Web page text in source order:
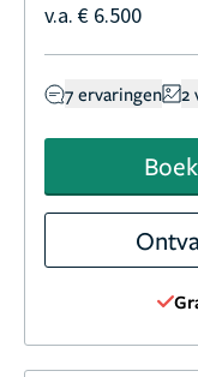
v.a. € 6.500
7 ervaringen 2